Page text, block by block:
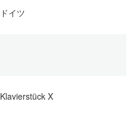
ドイツ
Klavierstück X